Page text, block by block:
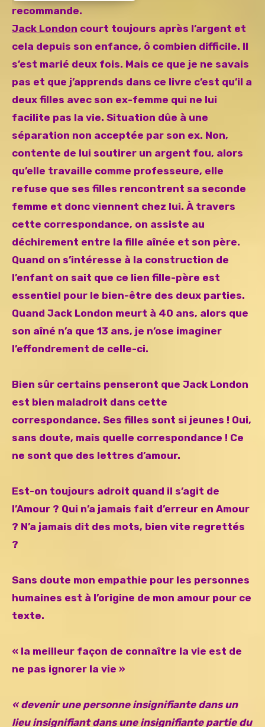
recommande.
Jack London court toujours après l’argent et
cela depuis son enfance, ô combien difficile. Il
s’est marié deux fois. Mais ce que je ne savais
pas et que j’apprends dans ce livre c’est qu’il a
deux filles avec son ex-femme qui ne lui
facilite pas la vie. Situation dûe à une
séparation non acceptée par son ex. Non,
contente de lui soutirer un argent fou, alors
qu’elle travaille comme professeure, elle
refuse que ses filles rencontrent sa seconde
femme et donc viennent chez lui. À travers
cette correspondance, on assiste au
déchirement entre la fille aînée et son père.
Quand on s’intéresse à la construction de
l’enfant on sait que ce lien fille-père est
essentiel pour le bien-être des deux parties.
Quand Jack London meurt à 40 ans, alors que
son aîné n’a que 13 ans, je n’ose imaginer
l’effondrement de celle-ci.
Bien sûr certains penseront que Jack London
est bien maladroit dans cette
correspondance. Ses filles sont si jeunes ! Oui,
sans doute, mais quelle correspondance ! Ce
ne sont que des lettres d’amour.
Est-on toujours adroit quand il s’agit de
l’Amour ? Qui n’a jamais fait d’erreur en Amour
? N’a jamais dit des mots, bien vite regrettés
?
Sans doute mon empathie pour les personnes
humaines est à l’origine de mon amour pour ce
texte.
« la meilleur façon de connaître la vie est de
ne pas ignorer la vie »
« devenir une personne insignifiante dans un
lieu insignifiant dans une insignifiante partie du